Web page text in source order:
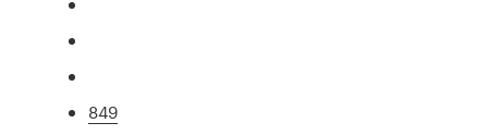
849